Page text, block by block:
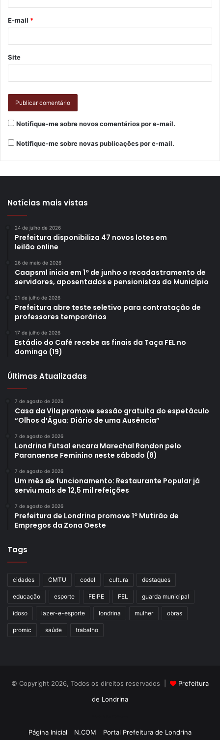
E-mail *
Site
Notifique-me sobre novos comentários por e-mail.
Notifique-me sobre novas publicações por e-mail.
Notícias mais vistas
24 de julho de 2026
Prefeitura disponibiliza 47 novos lotes em
leilão online
26 de maio de 2026
Caapsml inicia em 1º de junho o recadastramento de
servidores, aposentados e pensionistas do Município
21 de julho de 2026
Prefeitura abre teste seletivo para contratação de
professores temporários
17 de julho de 2026
Estádio do Café recebe as finais da Taça FEL no
domingo (19)
Últimas Atualizadas
7 de agosto de 2026
Casa da Vila promove sessão gratuita do espetáculo
“Olhos d’Água: Diário de uma Ausência”
7 de agosto de 2026
Londrina Futsal encara Marechal Rondon pelo
Paranaense Feminino neste sábado (8)
7 de agosto de 2026
Um mês de funcionamento: Restaurante Popular já
serviu mais de 12,5 mil refeições
7 de agosto de 2026
Prefeitura de Londrina promove 1º Mutirão de
Empregos da Zona Oeste
Tags
cidades CMTU codel cultura destaques
educação esporte FEIPE FEL guarda municipal
idoso lazer-e-esporte londrina mulher obras
promic saúde trabalho
© Copyright 2026, Todos os direitos reservados |
Prefeitura
de Londrina
Página Inicial N.COM Portal Prefeitura de Londrina